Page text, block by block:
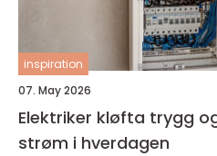
inspiration
07. May 2026
Elektriker kløfta trygg og moderne hjelp til
strøm i hverdagen